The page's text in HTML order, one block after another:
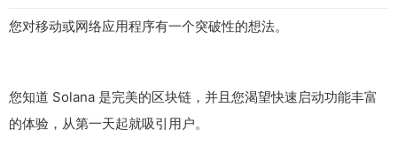
您对移动或网络应用程序有一个突破性的想法。
您知道 Solana 是完美的区块链，并且您渴望快速启动功能丰富
的体验，从第一天起就吸引用户。